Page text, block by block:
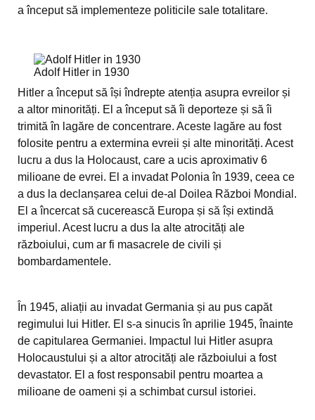
a început să implementeze politicile sale totalitare.
Adolf Hitler in 1930
Hitler a început să își îndrepte atenția asupra evreilor și
a altor minorități. El a început să îi deporteze și să îi
trimită în lagăre de concentrare. Aceste lagăre au fost
folosite pentru a extermina evreii și alte minorități. Acest
lucru a dus la Holocaust, care a ucis aproximativ 6
milioane de evrei. El a invadat Polonia în 1939, ceea ce
a dus la declanșarea celui de-al Doilea Război Mondial.
El a încercat să cucerească Europa și să își extindă
imperiul. Acest lucru a dus la alte atrocități ale
războiului, cum ar fi masacrele de civili și
bombardamentele.
În 1945, aliații au invadat Germania și au pus capăt
regimului lui Hitler. El s-a sinucis în aprilie 1945, înainte
de capitularea Germaniei. Impactul lui Hitler asupra
Holocaustului și a altor atrocități ale războiului a fost
devastator. El a fost responsabil pentru moartea a
milioane de oameni și a schimbat cursul istoriei.